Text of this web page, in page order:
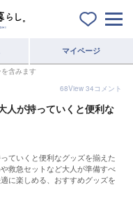
マイページ
含みます
68View 34コメント
人が持っていくと便利な
ていくと便利なグッズを揃えた
救急セットなど大人が準備すべ
に楽しめる、おすすめグッズを